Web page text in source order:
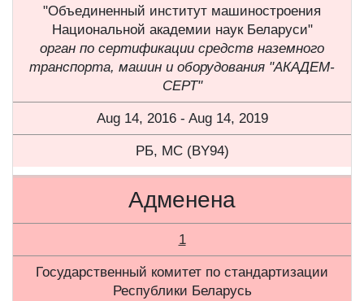
"Объединенный институт машиностроения
Национальной академии наук Беларуси"
орган по сертификации средств наземного
транспорта, машин и оборудования "АКАДЕМ-
СЕРТ"
Aug 14, 2016 - Aug 14, 2019
РБ, МС (BY94)
Адменена
1
Государственный комитет по стандартизации
Республики Беларусь